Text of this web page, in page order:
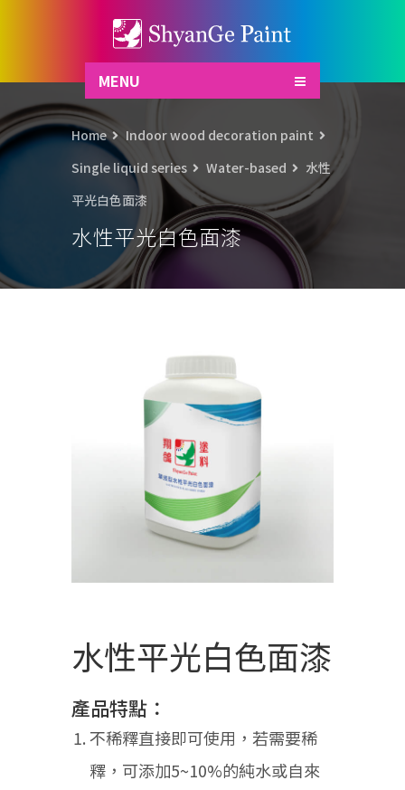
MENU
水性平光白色面漆
Home
Indoor wood decoration paint
Single liquid series
Water-based
水性
平光白色面漆
水性平光白色面漆
產品特點：
不稀釋直接即可使用，若需要稀
釋，可添加5~10%的純水或自來